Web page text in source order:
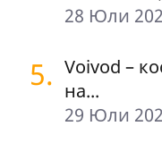
28 Юли
5. Voivod –
на...
29 Юли